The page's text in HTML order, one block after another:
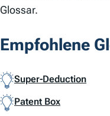
Glossar.
Empfohlene
Super-Deduction
Patent Box